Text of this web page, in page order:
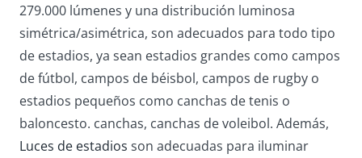
279.000 lúmenes y una distribución luminosa
simétrica/asimétrica, son adecuados para todo tipo
de estadios, ya sean estadios grandes como campos
de fútbol, campos de béisbol, campos de rugby o
estadios pequeños como canchas de tenis o
baloncesto. canchas, canchas de voleibol. Además,
Luces de estadios son adecuadas para iluminar